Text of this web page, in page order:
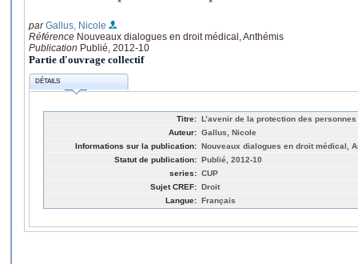
parGallus, Nicole
Référence Nouveaux dialogues en droit médical, Anthémis
Publication Publié, 2012-10
Partie d'ouvrage collectif
DÉTAILS
Titre: L’avenir de la protection des
Auteur: Gallus, Nicole
Informations sur la publication: Nouveaux dialogues en droit médical,
Statut de publication: Publié, 2012-10
series: CUP
Sujet CREF: Droit
Langue: Français